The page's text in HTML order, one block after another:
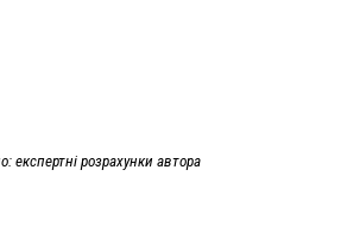
експертні розрахунки автора